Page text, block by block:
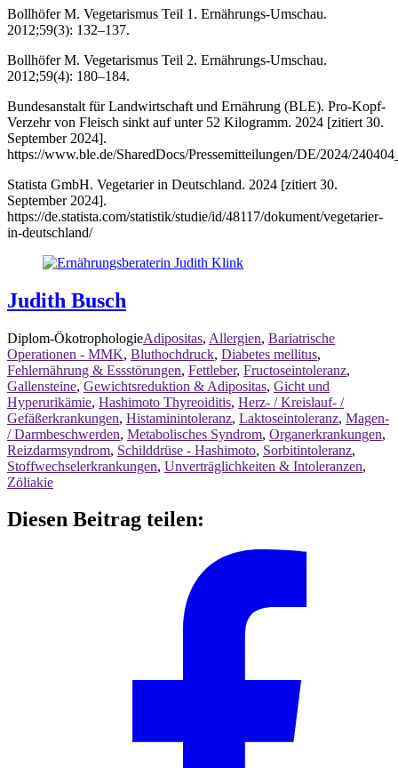
Bollhöfer M. Vegetarismus Teil 1. Ernährungs-Umschau.
2012;59(3): 132–137.
Bollhöfer M. Vegetarismus Teil 2. Ernährungs-Umschau.
2012;59(4): 180–184.
Bundesanstalt für Landwirtschaft und Ernährung (BLE). Pro-Kopf-
Verzehr von Fleisch sinkt auf unter 52 Kilogramm. 2024 [zitiert 30.
September 2024].
https://www.ble.de/SharedDocs/Pressemitteilungen/DE/2024/
Statista GmbH. Vegetarier in Deutschland. 2024 [zitiert 30.
September 2024].
https://de.statista.com/statistik/studie/id/48117/dokument/vegetarier-
in-deutschland/
Judith Busch
Diplom-ÖkotrophologieAdipositas, Allergien, Bariatrische
Operationen - MMK, Bluthochdruck, Diabetes mellitus,
Fehlernährung & Essstörungen, Fettleber, Fructoseintoleranz,
Gallensteine, Gewichtsreduktion & Adipositas, Gicht und
Hyperurikämie, Hashimoto Thyreoiditis, Herz- / Kreislauf- /
Gefäßerkrankungen, Histaminintoleranz, Laktoseintoleranz, Magen-
/ Darmbeschwerden, Metabolisches Syndrom, Organerkrankungen,
Reizdarmsyndrom, Schilddrüse - Hashimoto, Sorbitintoleranz,
Stoffwechselerkrankungen, Unverträglichkeiten & Intoleranzen,
Zöliakie
Diesen Beitrag teilen: